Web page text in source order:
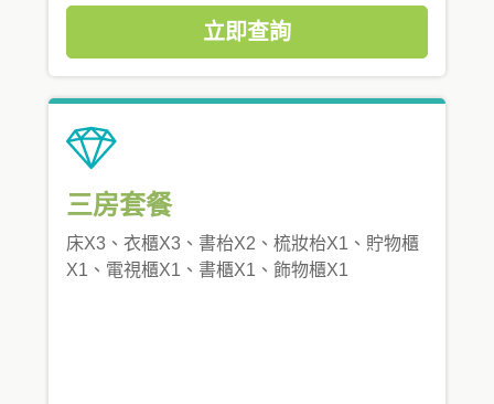
立即查詢
三房套餐
床X3、衣櫃X3、書枱X2、梳妝枱X1、貯物櫃
X1、電視櫃X1、書櫃X1、飾物櫃X1